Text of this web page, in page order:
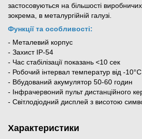
застосовуються на більшості
зокрема, в металургійній галузі.
Функції та особливості:
- Металевий корпус
- Захист IP-54
- Час стабілізації показань <10 сек
- Робочий інтервал температур від -
- Вбудований акумулятор 50-60 годин
- Інфрачервоний пульт дистанційного
- Світлодіодний дисплей з висотою
Характеристики